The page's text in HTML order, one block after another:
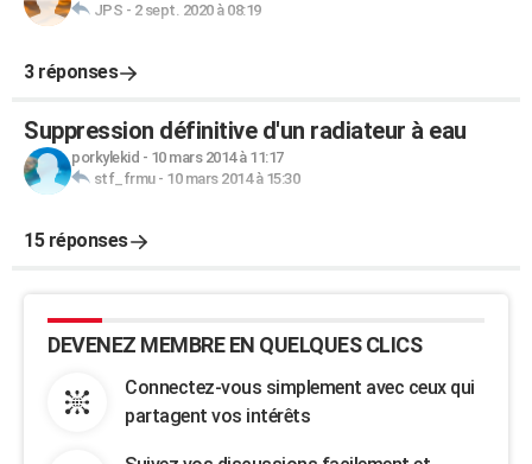
JPS - 2 sept. 2020 à 08:19
3 réponses
Suppression définitive d'un radiateur à eau
porkylekid - 10 mars 2014 à 11:17
stf_frmu- 10 mars 2014 à 15:30
15 réponses
DEVENEZ MEMBRE EN QUELQUES CLICS
Connectez-vous simplement avec ceux qui
partagent vos intérêts